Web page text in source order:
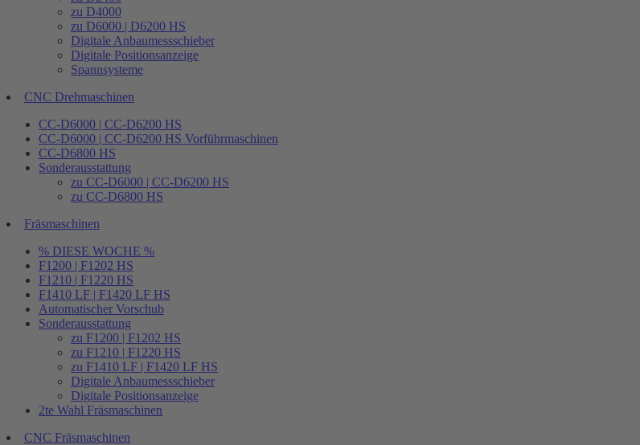
zu D4000
zu D6000 | D6200 HS
Digitale Anbaumessschieber
Digitale Positionsanzeige
Spannsysteme
CNC Drehmaschinen
CC-D6000 | CC-D6200 HS
CC-D6000 | CC-D6200 HS Vorführmaschinen
CC-D6800 HS
Sonderausstattung
zu CC-D6000 | CC-D6200 HS
zu CC-D6800 HS
Fräsmaschinen
% DIESE WOCHE %
F1200 | F1202 HS
F1210 | F1220 HS
F1410 LF | F1420 LF HS
Automatischer Vorschub
Sonderausstattung
zu F1200 | F1202 HS
zu F1210 | F1220 HS
zu F1410 LF | F1420 LF HS
Digitale Anbaumessschieber
Digitale Positionsanzeige
2te Wahl Fräsmaschinen
CNC Fräsmaschinen